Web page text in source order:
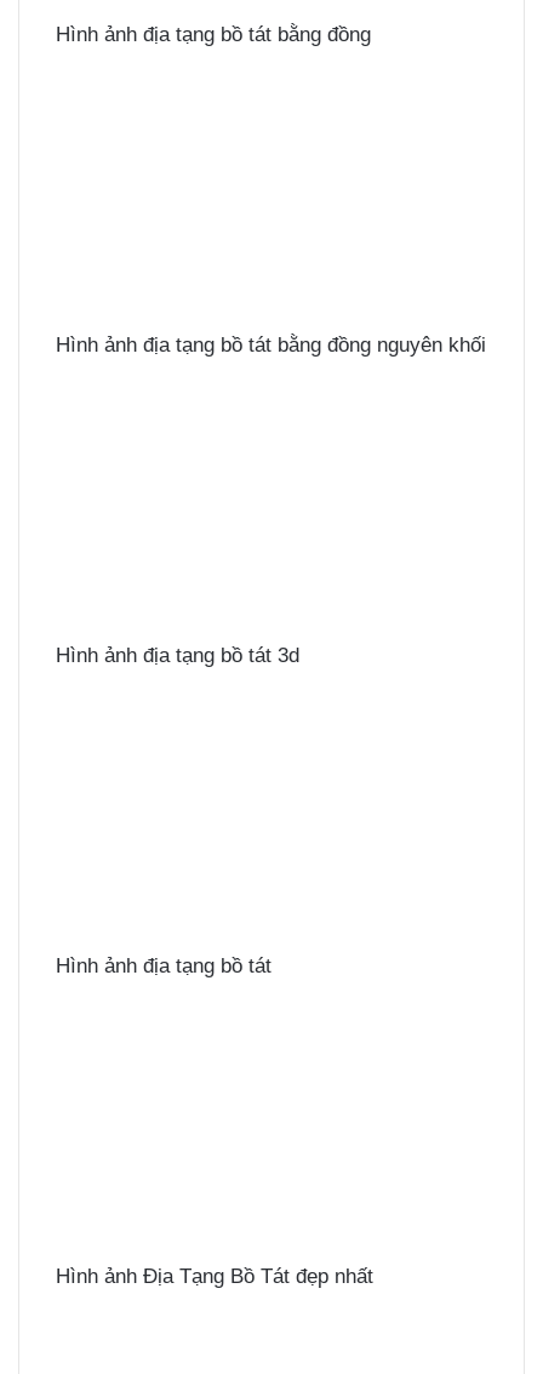
Hình ảnh địa tạng bồ tát bằng đồng
Hình ảnh địa tạng bồ tát bằng đồng nguyên khối
Hình ảnh địa tạng bồ tát 3d
Hình ảnh địa tạng bồ tát
Hình ảnh Địa Tạng Bồ Tát đẹp nhất